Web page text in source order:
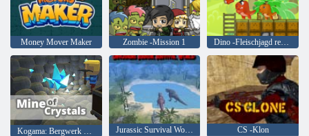
Money Mover Maker Zombie -Mission 1 Dino -Fleischjagd remastered
Jurassic Survival World der Dinosaurier CS -Klon